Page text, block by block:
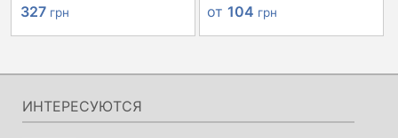
Первоначальная
цена
составляла
366 грн.
327 грн
цена:
327 грн.
от 104 грн
ИНТЕРЕСУЮТСЯ